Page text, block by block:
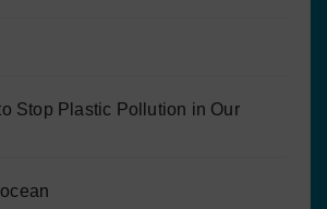
Stop Plastic Pollution in Our